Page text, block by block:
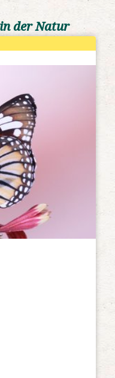
der Natur